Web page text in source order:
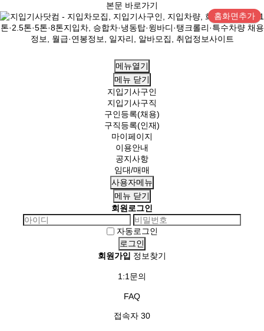
본문 바로가기
홈화면추가
메뉴열기
메뉴 닫기
지입기사구인
지입기사구직
구인등록(채용)
구직등록(인재)
마이페이지
이용안내
공지사항
임대/매매
사용자메뉴
메뉴 닫기
회원로그인
자동로그인
회원가입 정보찾기
1:1문의
FAQ
접속자 30